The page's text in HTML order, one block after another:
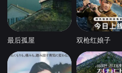
最后孤屋 双枪红娘子